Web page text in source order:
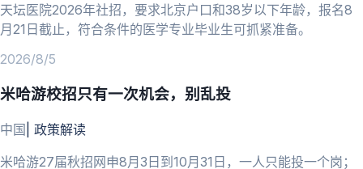
天坛医院2026年社招，要求北京户口和38岁以下年龄，报名8
月21日截止，符合条件的医学专业毕业生可抓紧准备。
2026/8/5
米哈游校招只有一次机会，别乱投
中国 政策解读
米哈游27届秋招网申8月3日到10月31日，一人只能投一个岗；